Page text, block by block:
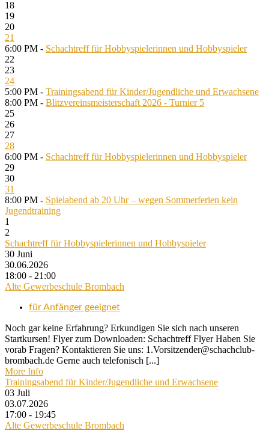
18
19
20
21
6:00 PM - Schachtreff für Hobbyspielerinnen und Hobbyspieler
22
23
24
5:00 PM - Trainingsabend für Kinder/Jugendliche und Erwachsene
8:00 PM - Blitzvereinsmeisterschaft 2026 - Turnier 5
25
26
27
28
6:00 PM - Schachtreff für Hobbyspielerinnen und Hobbyspieler
29
30
31
8:00 PM - Spielabend ab 20 Uhr – wegen Sommerferien kein
Jugendtraining
1
2
Schachtreff für Hobbyspielerinnen und Hobbyspieler
30 Juni
30.06.2026
18:00 - 21:00
Alte Gewerbeschule Brombach
für Anfänger geeignet
Noch gar keine Erfahrung? Erkundigen Sie sich nach unseren
Startkursen! Flyer zum Downloaden: Schachtreff Flyer Haben Sie
vorab Fragen? Kontaktieren Sie uns: 1.Vorsitzender@schachclub-
brombach.de Gerne auch telefonisch [...]
More Info
Trainingsabend für Kinder/Jugendliche und Erwachsene
03 Juli
03.07.2026
17:00 - 19:45
Alte Gewerbeschule Brombach